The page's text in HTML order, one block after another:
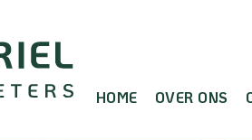
HOME OVER ONS